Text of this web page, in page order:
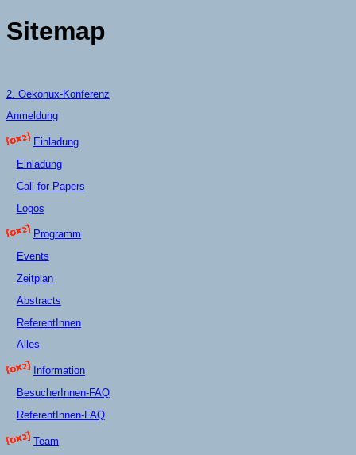
Sitemap
2. Oekonux-Konferenz
Anmeldung
Einladung
Einladung
Call for Papers
Logos
Programm
Events
Zeitplan
Abstracts
ReferentInnen
Alles
Information
BesucherInnen-FAQ
ReferentInnen-FAQ
Team